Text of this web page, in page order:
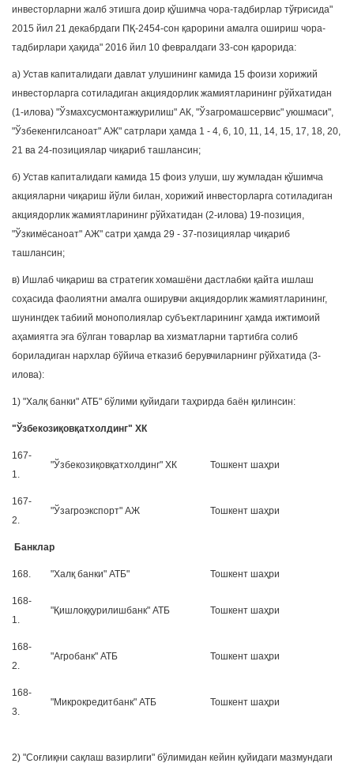
инвесторларни жалб этишга доир қўшимча чора-тадбирлар тўғрисида"
2015 йил 21 декабрдаги ПҚ-2454-сон қарорини амалга ошириш чора-
тадбирлари ҳақида" 2016 йил 10 февралдаги 33-сон қарорида:
а) Устав капиталидаги давлат улушининг камида 15 фоизи хорижий
инвесторларга сотиладиган акциядорлик жамиятларининг рўйхатидан
(1-илова) "Ўзмахсусмонтажқурилиш" АК, "Ўзагромашсервис" уюшмаси",
"Ўзбекенгилсаноат" АЖ" сатрлари ҳамда 1 - 4, 6, 10, 11, 14, 15, 17, 18, 20,
21 ва 24-позициялар чиқариб ташлансин;
б) Устав капиталидаги камида 15 фоиз улуши, шу жумладан қўшимча
акцияларни чиқариш йўли билан, хорижий инвесторларга сотиладиган
акциядорлик жамиятларининг рўйхатидан (2-илова) 19-позиция,
"Ўзкимёсаноат" АЖ" сатри ҳамда 29 - 37-позициялар чиқариб
ташлансин;
в) Ишлаб чиқариш ва стратегик хомашёни дастлабки қайта ишлаш
соҳасида фаолиятни амалга оширувчи акциядорлик жамиятларининг,
шунингдек табиий монополиялар субъектларининг ҳамда ижтимоий
аҳамиятга эга бўлган товарлар ва хизматларни тартибга солиб
бориладиган нархлар бўйича етказиб берувчиларнинг рўйхатида (3-
илова):
1) "Халқ банки" АТБ" бўлими қуйидаги таҳрирда баён қилинсин:
"Ўзбекозиқовқатхолдинг" ХК
167-
1.
"Ўзбекозиқовқатхолдинг" ХК Тошкент шаҳри
167-
2.
"Ўзагроэкспорт" АЖ Тошкент шаҳри
Банклар
168. "Халқ банки" АТБ" Тошкент шаҳри
168-
1.
"Қишлоққурилишбанк" АТБ Тошкент шаҳри
168-
2.
"Агробанк" АТБ Тошкент шаҳри
168-
3.
"Микрокредитбанк" АТБ Тошкент шаҳри
2) "Соғлиқни сақлаш вазирлиги" бўлимидан кейин қуйидаги мазмундаги